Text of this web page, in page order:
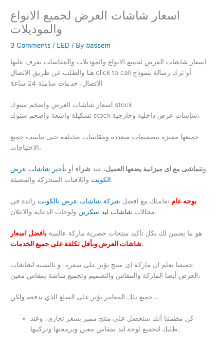
اسعار شاشات العرض لجميع الانواع
والموديلات
3 Comments / LED / By bassem
اسعار شاشات العرض لجميع الانواع والموديلات والمقاسات تعرف عليها
هنا والطلب عن طريق الاتصال click to call أو ترك رسالة بنموذج
الاتصال، خدمات شاملة 24 ساعة
اسعار شاشات العرض واضخم ستوك stock
تشكيلة واسعة واضخم ستوك stock شاشات عرض داخلية وخارجية،
جميعها مميزة بتصميمات متعددة ومقاسات مختلفة حتى تناسب جميع
الاحتياجات،
وتتماشى مع اى ميزانية يضعها العميل، عند شراء أو تأجير شاشات عرض
الكويتواللافتات المتحركة والمضيئة.
بوجه عام تعاملك مع افضل شركة شاشات عرض بالكويت رائدة في
مجالات شاشات ليد سكرين ولوحات الدعاية والاعلان،
هو ما يضمن لك بكل تأكيد منتجات حصرية ماركة عالمية بافضل اسعار
شاشات العرض وبأقل تكلفة على جميع الخدمات.
جميعنا يعلم ان ماركة اى منتج تؤثر على سعره، و بالنسبة لشاشات
العرض أيضا الماركة والمقاس والتصميم وتجميع شاشة بمقاس معين،
جميع تلك المعايير تؤثر على المبلغ الذي تدفعه ولكن…
كن مطمئنا أنك ستحصل على منتج مميز بسعر تجارى، وعند
طلبك لتجميع لوحة ليد بمقاس معين وبرمجتها وتركيبها،